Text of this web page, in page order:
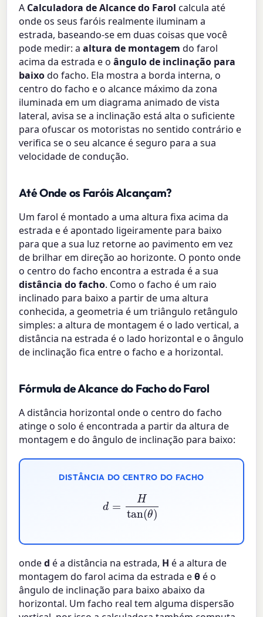
A Calculadora de Alcance do Farol calcula até
onde os seus faróis realmente iluminam a
estrada, baseando-se em duas coisas que você
pode medir: aaltura de montagem do farol
acima da estrada e oângulo de inclinação para
baixodo facho. Ela mostra a borda interna, o
centro do facho e o alcance máximo da zona
iluminada em um diagrama animado de vista
lateral, avisa se a inclinação está alta o suficiente
para ofuscar os motoristas no sentido contrário e
verifica se o seu alcance é seguro para a sua
velocidade de condução.
Até Onde os Faróis Alcançam?
Um farol é montado a uma altura fixa acima da
estrada e é apontado ligeiramente para baixo
para que a sua luz retorne ao pavimento em vez
de brilhar em direção ao horizonte. O ponto onde
o centro do facho encontra a estrada é a sua
distância do facho. Como o facho é um raio
inclinado para baixo a partir de uma altura
conhecida, a geometria é um triângulo retângulo
simples: a altura de montagem é o lado vertical, a
distância na estrada é o lado horizontal e o ângulo
de inclinação fica entre o facho e a horizontal.
Fórmula de Alcance do Facho do Farol
A distância horizontal onde o centro do facho
atinge o solo é encontrada a partir da altura de
montagem e do ângulo de inclinação para baixo:
DISTÂNCIA DO CENTRO DO FACHO
tan(
onded é a distância na estrada, H é a altura de
montagem do farol acima da estrada eθé o
ângulo de inclinação para baixo abaixo da
horizontal. Um facho real tem alguma dispersão